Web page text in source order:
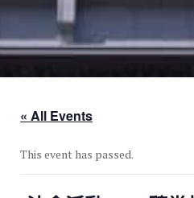
« All Events
This event has passed.